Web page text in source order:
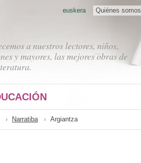
a nuestros lectores, niños,
y mayores, las mejores obras de
Quiénes somos
euskera
Narratiba Argiantza